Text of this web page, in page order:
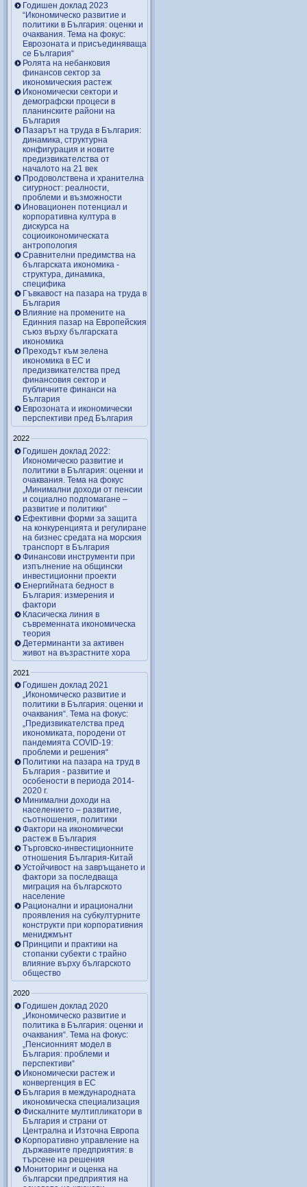
Годишен доклад 2023
“Икономическо развитие и
политики в България: оценки и
очаквания. Тема на фокус:
Еврозоната и присъединяваща
се България“
Ролята на небанковия
финансов сектор за
икономическия растеж
Икономически сектори и
демографски процеси в
планинските райони на
България
Пазарът на труда в България:
динамика, структурна
конфигурация и новите
предизвикателства от
началото на 21 век
Продоволствена и хранителна
сигурност: реалности,
проблеми и възможности
Иновационен потенциал и
корпоративна култура в
дискурса на
социоикономическата
антропология
Сравнителни предимства на
българската икономика -
структура, динамика,
специфика
Гъвкавост на пазара на труда в
България
Влияние на промените на
Единния пазар на Европейския
съюз върху българската
икономика
Преходът към зелена
икономика в ЕС и
предизвикателства пред
финансовия сектор и
публичните финанси на
България
Еврозоната и икономически
перспективи пред България
2022
Годишен доклад 2022:
Икономическо развитие и
политики в България: оценки и
очаквания. Тема на фокус
„Минимални доходи от пенсии
и социално подпомагане –
развитие и политики“
Ефективни форми за защита
на конкуренцията и регулиране
на бизнес средата на морския
транспорт в България
Финансови инструменти при
изпълнение на общински
инвестиционни проекти
Енергийната бедност в
България: измерения и
фактори
Класическа линия в
съвременната икономическа
теория
Детерминанти за активен
живот на възрастните хора
2021
Годишен доклад 2021
„Икономическо развитие и
политики в България: оценки и
очаквания“. Тема на фокус:
„Предизвикателства пред
икономиката, породени от
пандемията COVID-19:
проблеми и решения“
Политики на пазара на труд в
България - развитие и
особености в периода 2014-
2020 г.
Минимални доходи на
населението – развитие,
съотношения, политики
Фактори на икономически
растеж в България
Търговско-инвестиционните
отношения България-Китай
Устойчивост на завръщането и
фактори за последваща
миграция на българското
население
Рационални и ирационални
проявления на субкултурните
конструкти при корпоративния
мениджмънт
Принципи и практики на
стопанки субекти с трайно
влияние върху българското
общество
2020
Годишен доклад 2020
„Икономическо развитие и
политика в България: оценки и
очаквания“. Тема на фокус:
„Пенсионният модел в
България: проблеми и
перспективи“
Икономически растеж и
конвергенция в ЕС
България в международната
икономическа специализация
Фискалните мултипликатори в
България и страни от
Централна и Източна Европа
Корпоративно управление на
държавните предприятия: в
търсене на решения
Мониторинг и оценка на
български предприятия на